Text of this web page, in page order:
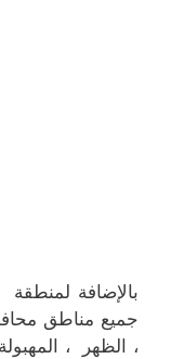
بالإضافة
جميع مناطق
، الظهر ،